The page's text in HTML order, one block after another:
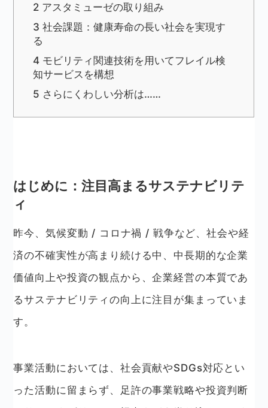
2 アスタミューゼの取り組み
3 社会課題：健康寿命の長い社会を実現す
る
4 モビリティ関連技術を用いてフレイル検
知サービスを構想
5 さらにくわしい分析は……
はじめに：注目高まるサステナビリテ
ィ
昨今、気候変動 / コロナ禍 / 戦争など、社会や経
済の不確実性が高まり続ける中、中長期的な企業
価値向上や投資の観点から、企業経営の本質であ
るサステナビリティの向上に注目が集まっていま
す。
事業活動においては、社会貢献やSDGs対応とい
った活動に留まらず、足許の事業戦略や投資判断